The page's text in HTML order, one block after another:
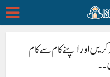
اور اپنے کام سے کام